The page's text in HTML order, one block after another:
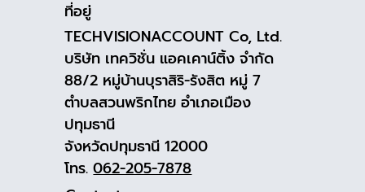
ที่อยู่
TECHVISIONACCOUNT Co, Ltd.
บริษัท เทควิชั่น แอคเคาน์ติ้ง จำกัด
88/2 หมู่บ้านบุราสิริ-รังสิต หมู่ 7
ตำบลสวนพริกไทย อำเภอเมือง
ปทุมธานี
จังหวัดปทุมธานี 12000
โทร.062-205-7878